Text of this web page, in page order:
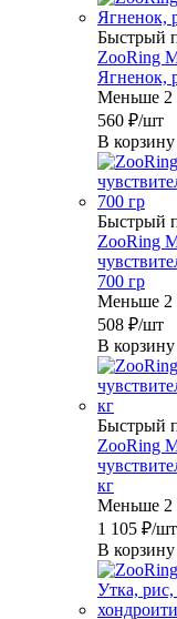
Быстрый
ZooRing
Ягненок,
Меньше 2
560 ₽/шт
В корзину
Быстрый
ZooRing
700 гр
Меньше 2
508 ₽/шт
В корзину
Быстрый
ZooRing
кг
Меньше 2
1 105 ₽/шт
В корзину